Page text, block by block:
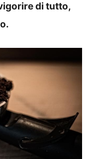
di tutto,